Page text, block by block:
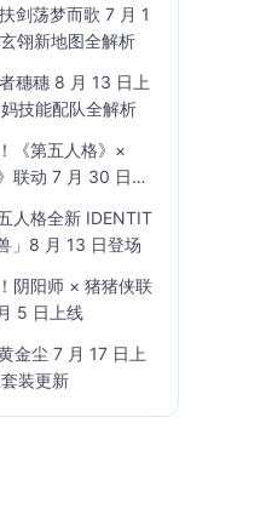
剑荡梦而歌 7 月 1
翎新地图全解析
穗穗 8 月 13 日上
技能配队全解析
《第五人格》×
联动 7 月 30 日开
人格全新 IDENTIT
」8 月 13 日登场
阴阳师 × 猪猪侠联
5 日上线
金尘 7 月 17 日上
装更新